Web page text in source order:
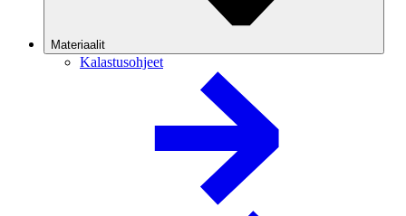
Materiaalit
Kalastusohjeet